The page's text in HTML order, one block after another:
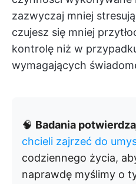
zazwyczaj mniej
czujesz się mniej
kontrolę niż w
wymagających
🧠 Badania
chcieli zajrzeć do
codziennego życia,
naprawdę myślimy o